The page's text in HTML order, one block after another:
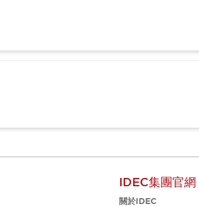
IDEC集團官網
關於IDEC